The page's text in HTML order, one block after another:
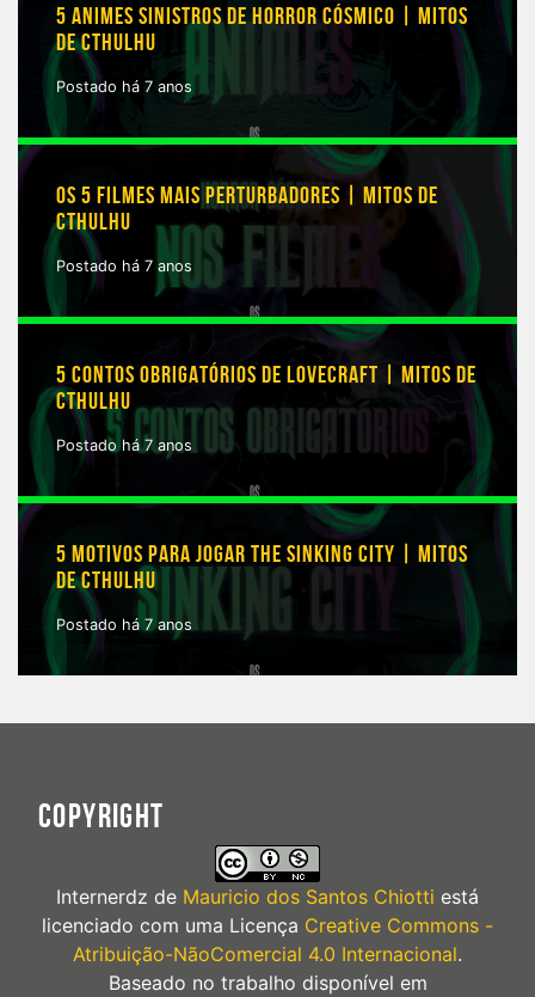
5 ANIMES SINISTROS DE HORROR CÓSMICO | MITOS
DE CTHULHU
Postado há 7 anos
OS 5 FILMES MAIS PERTURBADORES | MITOS DE
CTHULHU
Postado há 7 anos
5 CONTOS OBRIGATÓRIOS DE LOVECRAFT | MITOS DE
CTHULHU
Postado há 7 anos
5 MOTIVOS PARA JOGAR THE SINKING CITY | MITOS
DE CTHULHU
Postado há 7 anos
COPYRIGHT
Internerdz de Mauricio dos Santos Chiotti está
licenciado com uma Licença Creative Commons -
Atribuição-NãoComercial 4.0 Internacional.
Baseado no trabalho disponível em